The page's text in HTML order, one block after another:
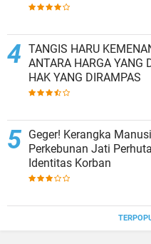
TANGIS HARU
ANTARA HARGA YANG
HAK YANG DIRAMPAS
Geger! Kerangka
Perkebunan Jati
Identitas Korban